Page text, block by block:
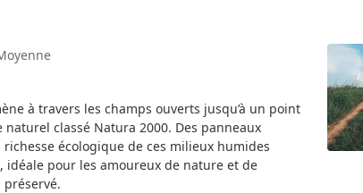
à travers les champs ouverts jusqu’à un point
classé Natura 2000. Des panneaux
écologique de ces milieux humides
idéale pour les amoureux de nature et de